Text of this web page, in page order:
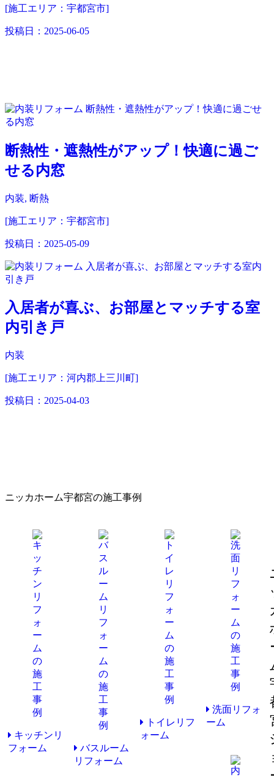
[施工エリア：宇都宮市]
投稿日： 2025-06-05
断熱性・遮熱性がアップ！快適に過ご
せる内窓
内装, 断熱
[施工エリア：宇都宮市]
投稿日： 2025-05-09
入居者が喜ぶ、お部屋とマッチする室
内引き戸
内装
[施工エリア：河内郡上三川町]
投稿日： 2025-04-03
ニッカホーム宇都宮の施工事例
キッチンリ
フォーム
バスルーム
リフォーム
トイレリフ
ォーム
洗面リフォ
ーム